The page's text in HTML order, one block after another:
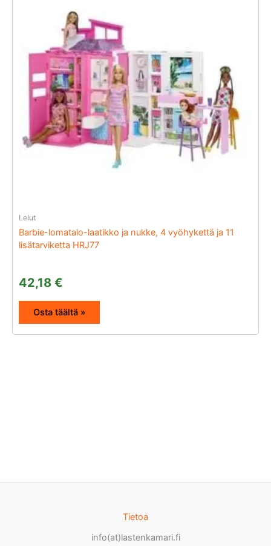
Lelut
Barbie-lomatalo-laatikko ja nukke, 4 vyöhykettä ja 11
lisätarviketta HRJ77
42,18 €
Osta täältä »
Tietoa
info(at)lastenkamari.fi